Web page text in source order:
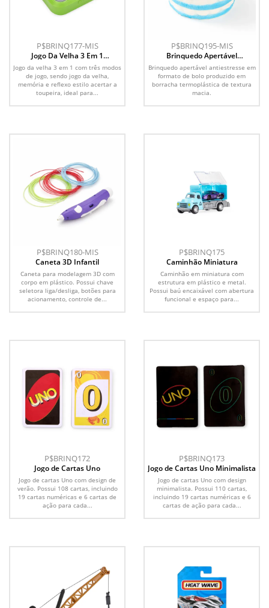
P$BRINQ177-MIS
Jogo Da Velha 3 Em 1
Recarregável
Jogo da velha 3 em 1 com três modos
de jogo, sendo jogo da velha,
memória e reflexo estilo acertar a
toupeira, ideal para...
P$BRINQ195-MIS
Brinquedo Apertável
Antiestresse
Brinquedo apertável antiestresse em
formato de bolo produzido em
borracha termoplástica de textura
macia.
P$BRINQ180-MIS
Caneta 3D Infantil
Caneta para modelagem 3D com
corpo em plástico. Possui chave
seletora liga/desliga, botões para
acionamento, controle de...
P$BRINQ175
Caminhão Miniatura
Caminhão em miniatura com
estrutura em plástico e metal.
Possui baú encaixável com abertura
funcional e espaço para...
P$BRINQ172
Jogo de Cartas Uno
Jogo de cartas Uno com design de
verão. Possui 108 cartas, incluindo
19 cartas numéricas e 6 cartas de
ação para cada...
P$BRINQ173
Jogo de Cartas Uno Minimalista
Jogo de cartas Uno com design
minimalista. Possui 110 cartas,
incluindo 19 cartas numéricas e 6
cartas de ação para cada...